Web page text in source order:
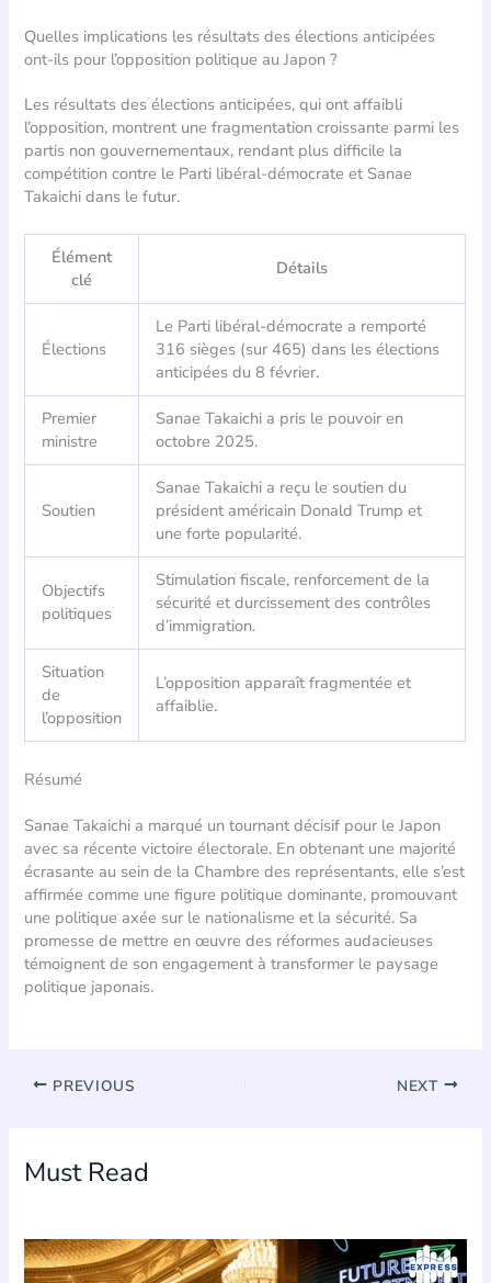
Quelles implications les résultats des élections anticipées
ont-ils pour l’opposition politique au Japon ?
Les résultats des élections anticipées, qui ont affaibli
l’opposition, montrent une fragmentation croissante parmi les
partis non gouvernementaux, rendant plus difficile la
compétition contre le Parti libéral-démocrate et Sanae
Takaichi dans le futur.
Élément
clé
Détails
Élections
Le Parti libéral-démocrate a remporté
316 sièges (sur 465) dans les élections
anticipées du 8 février.
Premier
ministre
Sanae Takaichi a pris le pouvoir en
octobre 2025.
Soutien
Sanae Takaichi a reçu le soutien du
président américain Donald Trump et
une forte popularité.
Objectifs
politiques
Stimulation fiscale, renforcement de la
sécurité et durcissement des contrôles
d’immigration.
Situation
de
l’opposition
L’opposition apparaît fragmentée et
affaiblie.
Résumé
Sanae Takaichi a marqué un tournant décisif pour le Japon
avec sa récente victoire électorale. En obtenant une majorité
écrasante au sein de la Chambre des représentants, elle s’est
affirmée comme une figure politique dominante, promouvant
une politique axée sur le nationalisme et la sécurité. Sa
promesse de mettre en œuvre des réformes audacieuses
témoignent de son engagement à transformer le paysage
politique japonais.
PREVIOUS NEXT
Must Read